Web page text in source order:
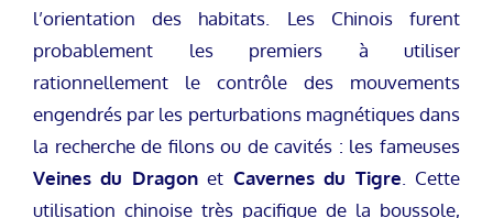
l’orientation des habitats. Les Chinois furent
probablement les premiers à utiliser
rationnellement le contrôle des mouvements
engendrés par les perturbations magnétiques dans
la recherche de filons ou de cavités : les fameuses
Veines du Dragonet Cavernes du Tigre. Cette
utilisation chinoise très pacifique de la boussole,